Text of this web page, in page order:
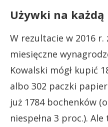
Używki na każdą
W rezultacie w 2016
miesięczne
Kowalski mógł kupić
albo 302 paczki
już 1784 bochenków
niespełna 3 proc.).